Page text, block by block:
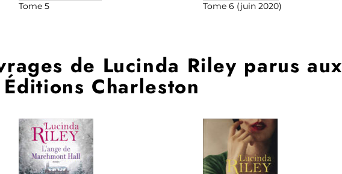
Tome 5
Tome 6 (juin 2020)
de Lucinda Riley parus aux
Éditions Charleston